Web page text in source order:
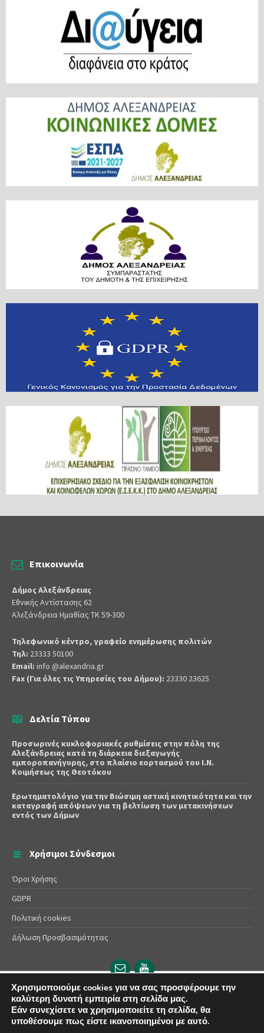
Επικοινωνία
Δήμος Αλεξάνδρειας
Εθνικής Αντίστασης 62
Αλεξάνδρεια Ημαθίας ΤΚ 59-300
Τηλεφωνικό κέντρο, γραφείο ενημέρωσης πολιτών
Τηλ: 23333 50100
Email: info @alexandria.gr
Fax (Για όλες τις Υπηρεσίες του Δήμου): 23330 23625
Δελτία Τύπου
Προσωρινές κυκλοφοριακές ρυθμίσεις στην πόλη της
Αλεξάνδρειας κατά τη διάρκεια διεξαγωγής
εμποροπανήγυρης, στο πλαίσιο εορτασμού του Ι.Ν.
Κοιμήσεως της Θεοτόκου
Ερωτηματολόγιο για την Βιώσιμη αστική κινητικότητα και την
καταγραφή απόψεων για τη βελτίωση των μετακινήσεων
εντός των Δήμων
Χρήσιμοι Σύνδεσμοι
Όροι Χρήσης
GDPR
Πολιτική cookies
Δήλωση Προσβασιμότητας
Email
url
YouTube
url
© 2025 Δήμος Αλεξάνδρειας | Powered byApogee
Χρησιμοποιούμε cookies για να σας προσφέρουμε την
καλύτερη δυνατή εμπειρία στη σελίδα μας.
Εάν συνεχίσετε να χρησιμοποιείτε τη σελίδα, θα
υποθέσουμε πως είστε ικανοποιημένοι με αυτό.